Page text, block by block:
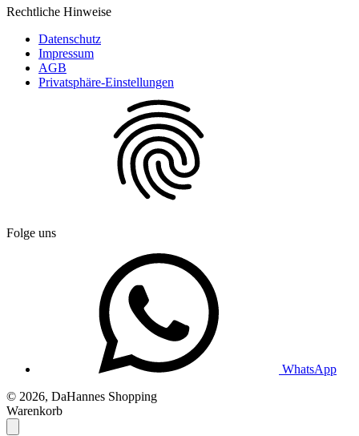
Rechtliche Hinweise
Datenschutz
Impressum
AGB
Privatsphäre-Einstellungen
Folge uns
WhatsApp
© 2026, DaHannes Shopping
Warenkorb